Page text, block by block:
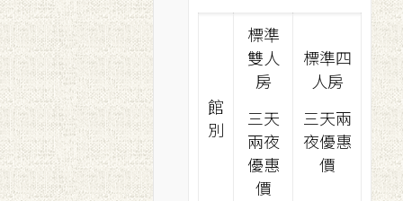
館
別
標準
雙人
房
三天
兩夜
優惠
價
標準四
人房
三天兩
夜優惠
價